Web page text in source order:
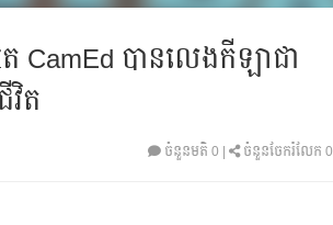
បាន​លេង​កីឡា​ជា​
វិត​
ចំនួនមតិ 0 ចំនួនចែករំលែក 0